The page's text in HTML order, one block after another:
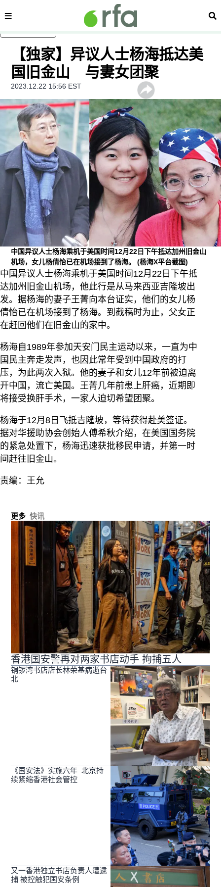
内容分类 搜
【独家】异议人士杨海抵达美
国旧金山 与妻女团聚
2023.12.22 15:56 EST
中国异议人士杨海乘机于美国时间12月22日下午抵达加州旧金山
机场，女儿杨倩怡已在机场接到了杨海。(杨海X平台截图)
中国异议人士杨海乘机于美国时间12月22日下午抵
达加州旧金山机场，他此行是从马来西亚吉隆坡出
发。据杨海的妻子王菁向本台证实，他们的女儿杨
倩怡已在机场接到了杨海。到截稿时为止，父女正
在赶回他们在旧金山的家中。
杨海自1989年参加天安门民主运动以来，一直为中
国民主奔走发声，也因此常年受到中国政府的打
压，为此两次入狱。他的妻子和女儿12年前被迫离
开中国，流亡美国。王菁几年前患上肝癌，近期即
将接受换肝手术，一家人迫切希望团聚。
杨海于12月8日飞抵吉隆坡，等待获得赴美签证。
据对华援助协会创始人傅希秋介绍，在美国国务院
的紧急处置下，杨海迅速获批移民申请，并第一时
间赶往旧金山。
责编：王允
更多 快讯
香港国安警再对两家书店动手 拘捕五人
铜锣湾书店店长林荣基病逝台
北
《国安法》实施六年 北京持
续紧缩香港社会管控
又一香港独立书店负责人遭逮
捕 被控触犯国安条例